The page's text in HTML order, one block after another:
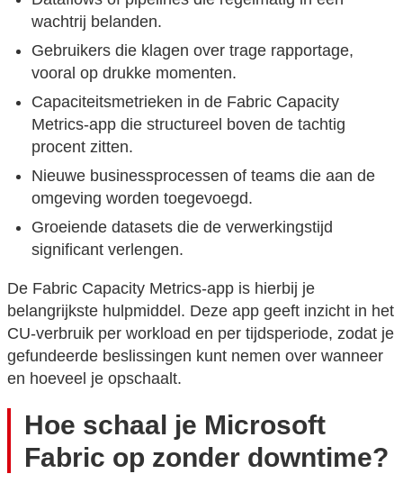
wachtrij belanden.
Gebruikers die klagen over trage rapportage,
vooral op drukke momenten.
Capaciteitsmetrieken in de Fabric Capacity
Metrics-app die structureel boven de tachtig
procent zitten.
Nieuwe businessprocessen of teams die aan de
omgeving worden toegevoegd.
Groeiende datasets die de verwerkingstijd
significant verlengen.
De Fabric Capacity Metrics-app is hierbij je
belangrijkste hulpmiddel. Deze app geeft inzicht in het
CU-verbruik per workload en per tijdsperiode, zodat je
gefundeerde beslissingen kunt nemen over wanneer
en hoeveel je opschaalt.
Hoe schaal je Microsoft
Fabric op zonder downtime?